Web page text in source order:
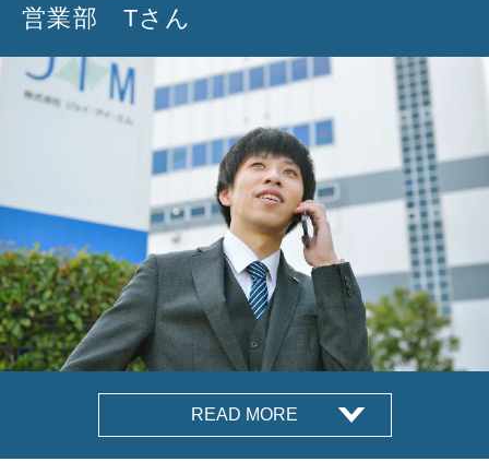
営業部 Tさん
READ MORE